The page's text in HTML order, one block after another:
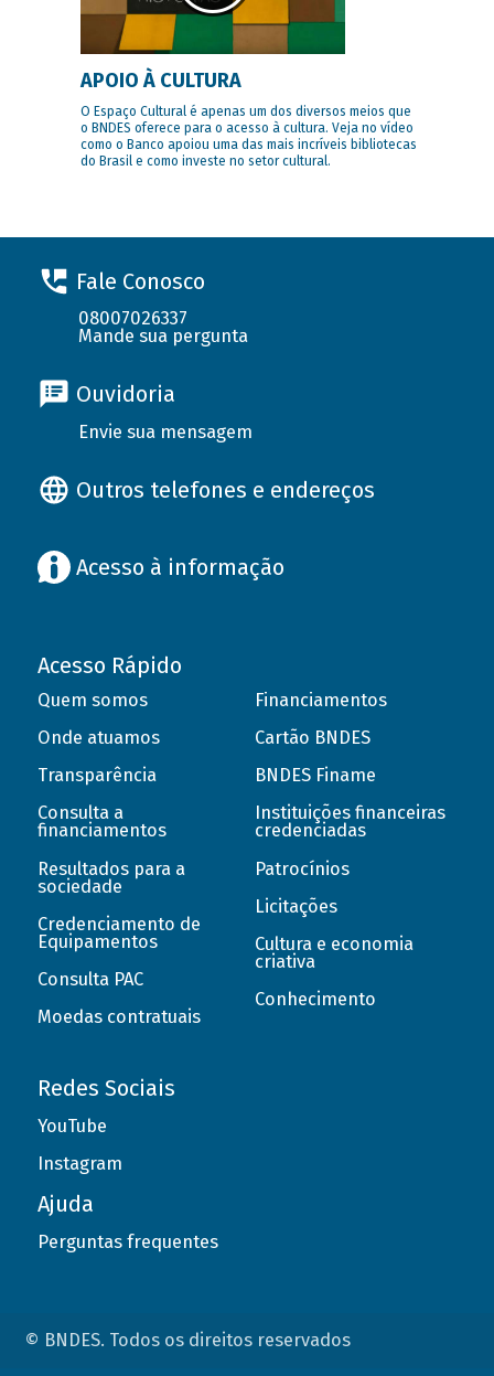
APOIO À CULTURA
O Espaço Cultural é apenas um dos diversos meios que
o BNDES oferece para o acesso à cultura. Veja no vídeo
como o Banco apoiou uma das mais incríveis bibliotecas
do Brasil e como investe no setor cultural.
Fale Conosco
08007026337
Mande sua pergunta
Ouvidoria
Envie sua mensagem
Outros telefones e endereços
Acesso à informação
Acesso Rápido
Quem somos
Onde atuamos
Transparência
Consulta a
financiamentos
Resultados para a
sociedade
Credenciamento de
Equipamentos
Consulta PAC
Moedas contratuais
Financiamentos
Cartão BNDES
BNDES Finame
Instituições financeiras
credenciadas
Patrocínios
Licitações
Cultura e economia
criativa
Conhecimento
Redes Sociais
YouTube
Instagram
Ajuda
Perguntas frequentes
© BNDES. Todos os direitos reservados